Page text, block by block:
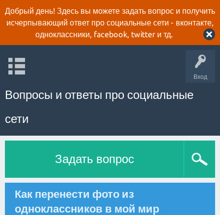
Добрый день! Здесь вы можете задать вопрос и получить
исчерпывающий ответ про социальные сети - вконтакте,
одноклассники, facebook, twitter и тд.
Вход
Вопросы и ответы про социальные
сети
Задать вопрос
Как перенести фото из
одноклассников в мой мир